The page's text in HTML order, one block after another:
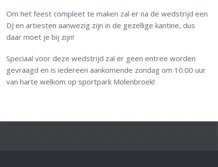
Om het feest compleet te maken zal er na de wedstrijd een
DJ en artiesten aanwezig zijn in de gezellige kantine, dus
daar moet je bij zijn!
Speciaal voor deze wedstrijd zal er geen entree worden
gevraagd en is iedereen aankomende zondag om 10.00 uur
van harte welkom op sportpark Molenbroek!